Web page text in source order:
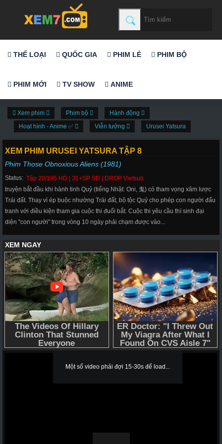
THỂ LOẠI QUỐC GIA PHIM LẺ PHIM BỘ
PHIM MỚI TV SHOW ANIME
Xem phim Phim bộ
Hành động
Hoạt hình - Anime ✅
Viễn tưởng Urusei Yatsura
XEM PHIM URUSEI YATSURA TẬP 8
Phim Those Obnoxious Aliens (1981)
Status: Tập 20/195 HD | 31+SP SD | DROP Vietsub
truyện bắt đầu khi hành tinh Quỷ (tiếng Nhật: Oni, 鬼) có tham vọng xâm lược
Trái đất. Thay vì ép buộc nhường Trái đất, bộ tộc Quỷ cho phép con người đấu
tranh với điều kiện tham gia cuộc thi đuổi bắt. Cuộc thi yêu cầu thí sinh đại
diện "con người" trong vòng 10 ngày phải chạm được vào...
Một số video phải đợi 15-30s để load...